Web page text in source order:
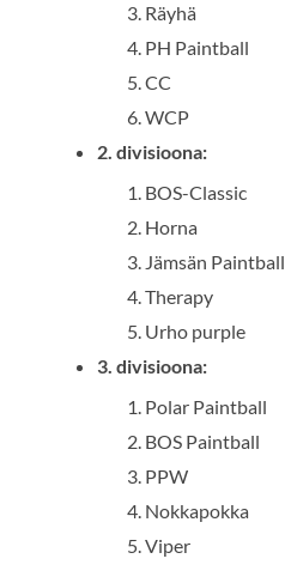
Räyhä
PH Paintball
CC
WCP
2. divisioona:
BOS-Classic
Horna
Jämsän Paintball
Therapy
Urho purple
3. divisioona:
Polar Paintball
BOS Paintball
PPW
Nokkapokka
Viper